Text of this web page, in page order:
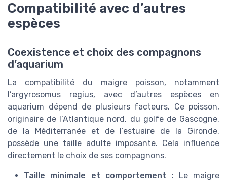
Compatibilité avec d’autres
espèces
Coexistence et choix des compagnons
d’aquarium
La compatibilité du maigre poisson, notamment
l’argyrosomus regius, avec d’autres espèces en
aquarium dépend de plusieurs facteurs. Ce poisson,
originaire de l’Atlantique nord, du golfe de Gascogne,
de la Méditerranée et de l’estuaire de la Gironde,
possède une taille adulte imposante. Cela influence
directement le choix de ses compagnons.
Taille minimale et comportement : Le maigre